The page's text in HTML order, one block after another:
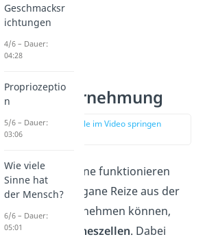
Sinneswahrnehmung
zur Stelle im Video springen
Damit unsere Sinne funktionieren
und die Sinnesorgane Reize aus der
Umgebung wahrnehmen können,
enthalten sie
Sinneszellen. Dabei
Geschmacksr
ichtungen
4/6 – Dauer:
04:28
Propriozeptio
n
5/6 – Dauer:
03:06
Wie viele
Sinne hat
der Mensch?
6/6 – Dauer:
05:01